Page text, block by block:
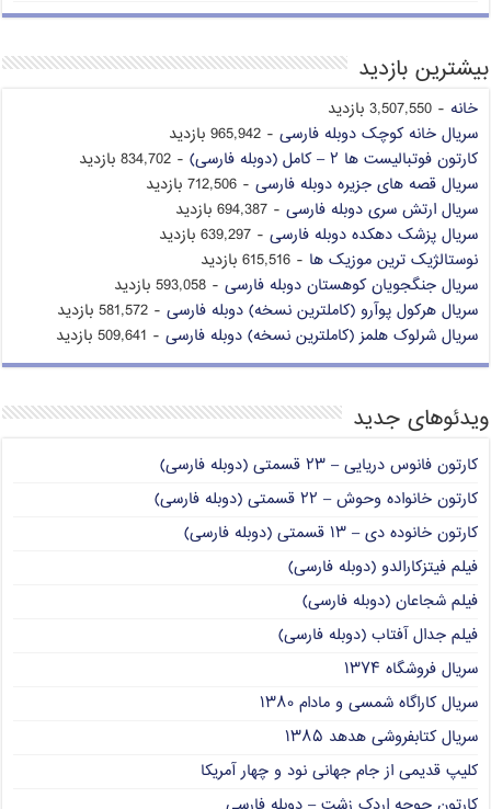
بیشترین بازدید
خانه - 3,507,550 بازدید
سریال خانه کوچک دوبله فارسی - 965,942 بازدید
کارتون فوتبالیست ها ۲ – کامل (دوبله فارسی)
- 834,702 بازدید
سریال قصه های جزیره دوبله فارسی - 712,506 بازدید
سریال ارتش سری دوبله فارسی - 694,387 بازدید
سریال پزشک دهکده دوبله فارسی - 639,297 بازدید
نوستالژیک ترین موزیک ها - 615,516 بازدید
سریال جنگجویان کوهستان دوبله فارسی - 593,058 بازدید
سریال هرکول پوآرو (کاملترین نسخه) دوبله فارسی - 581,572 بازدید
سریال شرلوک هلمز (کاملترین نسخه) دوبله فارسی - 509,641 بازدید
ویدئوهای جدید
کارتون فانوس دریایی – ۲۳ قسمتی (دوبله فارسی)
کارتون خانواده وحوش – ۲۲ قسمتی (دوبله فارسی)
کارتون خانوده دی – ۱۳ قسمتی (دوبله فارسی)
فیلم فیتزکارالدو (دوبله فارسی)
فیلم شجاعان (دوبله فارسی)
فیلم جدال آفتاب (دوبله فارسی)
سریال فروشگاه ۱۳۷۴
سریال کاراگاه شمسی و مادام ۱۳۸۰
سریال کتابفروشی هدهد ۱۳۸۵
کلیپ قدیمی از جام جهانی نود و چهار آمریکا